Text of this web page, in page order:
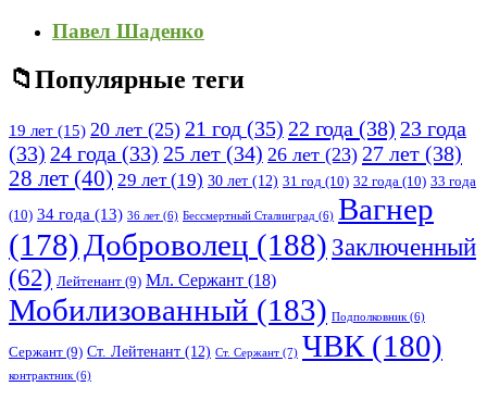
Павел Шаденко
Популярные теги
19 лет (15) 20 лет (25) 21 год (35) 22 года (38) 23 года
(33) 24 года (33) 25 лет (34) 26 лет (23) 27 лет (38)
28 лет (40) 29 лет(19) 30 лет (12) 31 год (10) 32 года (10) 33 года
(10) 34 года (13) 36 лет (6) Бессмертный Сталинград (6) Вагнер
(178) Доброволец (188) Заключенный
(62) Лейтенант (9) Мл. Сержант (18)
Мобилизованный (183) Подполковник (6)
Сержант (9) Ст. Лейтенант (12) Ст. Сержант (7) ЧВК (180)
контрактник (6)